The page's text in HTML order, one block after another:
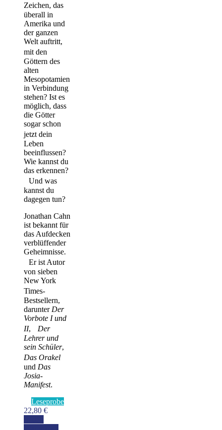
Zeichen, das
überall in
Amerika und
der ganzen
Welt auftritt,
mit den
Göttern des
alten
Mesopotamien
in Verbindung
stehen? Ist es
möglich, dass
die Götter
sogar schon
jetzt dein
Leben
beeinflussen?
Wie kannst du
das erkennen?
Und was
kannst du
dagegen tun?
Jonathan Cahn
ist bekannt für
das Aufdecken
verblüffender
Geheimnisse.
Er ist Autor
von sieben
New York
Times-
Bestsellern,
darunter Der
Vorbote I und
II, Der
Lehrer und
sein Schüler,
Das Orakel
und Das
Josia-
Manifest.
Leseprobe
22,80 €